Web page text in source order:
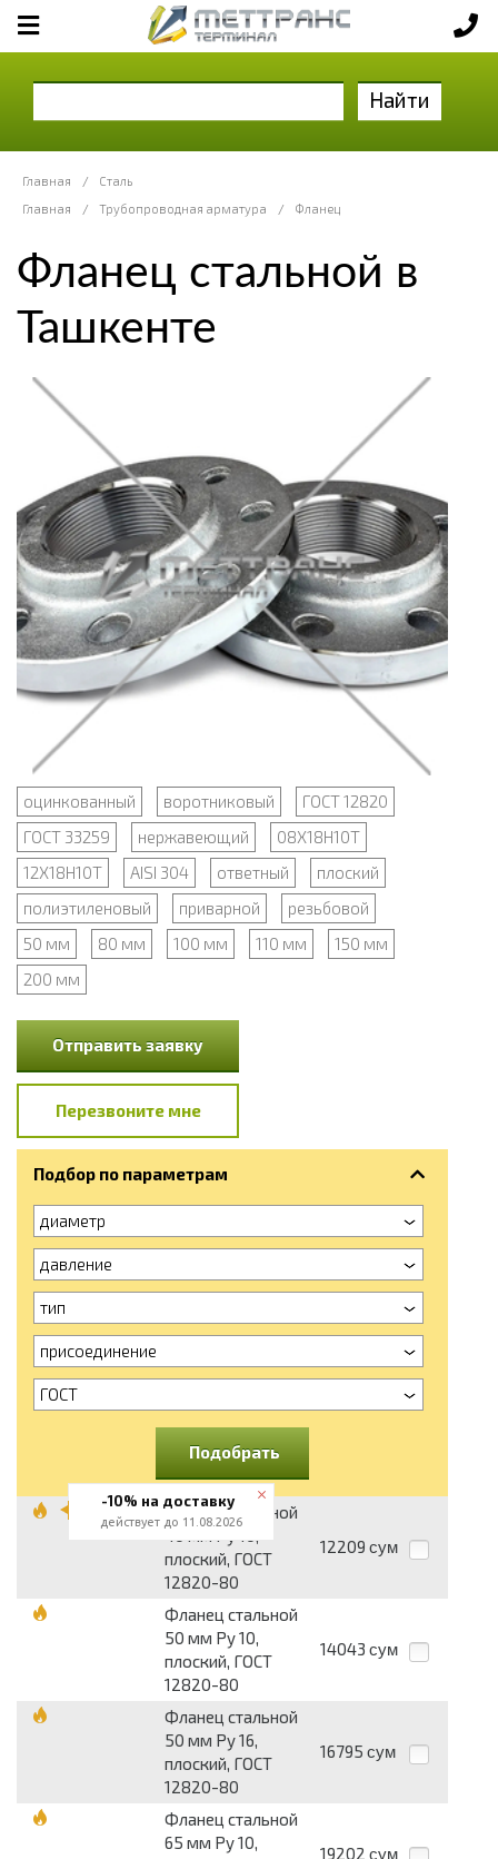
Найти
Главная /
Сталь
Главная
/ Трубопроводная арматура / Фланец
Фланец стальной в
Ташкенте
оцинкованный воротниковый
ГОСТ 12820
ГОСТ 33259
нержавеющий
08Х18Н10Т
12Х18Н10Т
AISI 304 ответный
плоский
полиэтиленовый
приварной
резьбовой
50 мм
80 мм 100 мм 110 мм
150 мм
200 мм
Отправить заявку
Перезвоните мне
Подбор по параметрам
диаметр
давление
тип
присоединение
ГОСТ
Подобрать
Фланец стальной
40 мм Pу 10,
плоский, ГОСТ
12820-80
12209 сум
Фланец стальной
50 мм Pу 10,
плоский, ГОСТ
12820-80
14043 сум
Фланец стальной
50 мм Pу 16,
плоский, ГОСТ
12820-80
16795 сум
Фланец стальной
65 мм Pу 10,
19202 сум
-10% на доставку
действует до 11.08.2026